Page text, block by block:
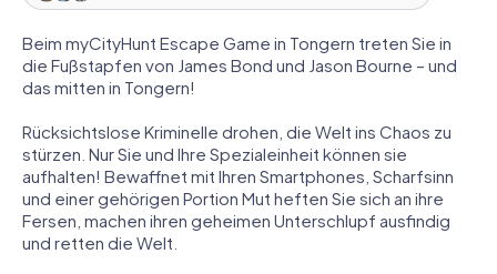
Beim myCityHunt Escape Game in Tongern treten Sie in
die Fußstapfen von James Bond und Jason Bourne – und
das mitten in Tongern!
Rücksichtslose Kriminelle drohen, die Welt ins Chaos zu
stürzen. Nur Sie und Ihre Spezialeinheit können sie
aufhalten! Bewaffnet mit Ihren Smartphones, Scharfsinn
und einer gehörigen Portion Mut heften Sie sich an ihre
Fersen, machen ihren geheimen Unterschlupf ausfindig
und retten die Welt.